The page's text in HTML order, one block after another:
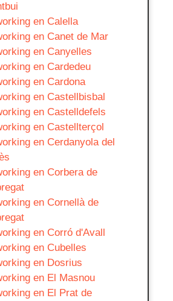
en Calella
en Canet de Mar
en Canyelles
en Cardedeu
en Cardona
en Castellbisbal
en Castelldefels
en Castellterçol
en Cerdanyola del
en Corbera de
en Cornellà de
en Corró d'Avall
en Cubelles
en Dosrius
en El Masnou
en El Prat de